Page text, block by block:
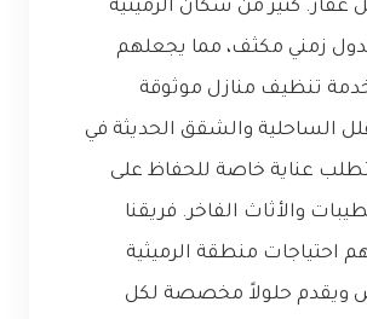
عقار. كثير من سكان الرميثية
زمني مكثف، مما يجعلهم
تنظيف منازل موثوقة
الساحلية والشقق الحديثة في
عناية خاصة للحفاظ على
والأثاث الفاخر. فريقنا
احتياجات منطقة الرميثية
ويقدم حلولاً مخصصة لكل